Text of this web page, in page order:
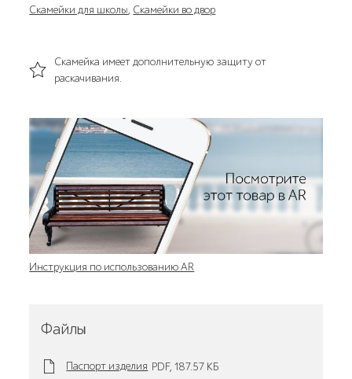
Скамейки для школы, Скамейки во двор
Скамейка имеет дополнительную защиту от
раскачивания.
Инструкция по использованию AR
Файлы
Паспорт изделия PDF, 187.57 KБ